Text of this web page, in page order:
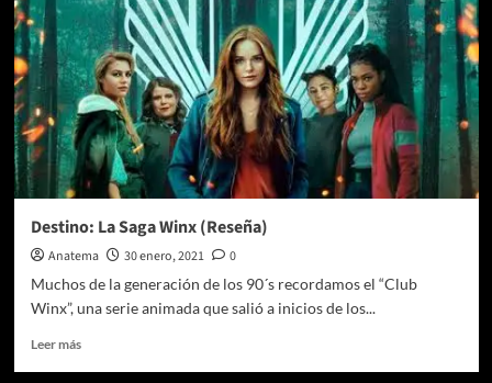
Destino: La Saga Winx (Reseña)
Anatema 30 enero, 2021
0
Muchos de la generación de los 90´s recordamos el “Club
Winx”, una serie animada que salió a inicios de los...
Leer másLeer